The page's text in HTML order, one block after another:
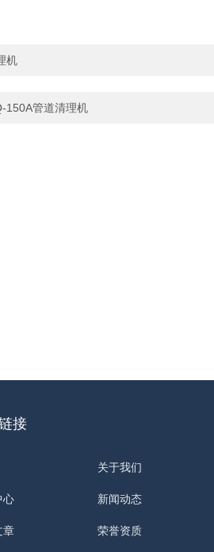
机
150A管道清理机
接
关于我们
心 新闻动态
章 荣誉资质